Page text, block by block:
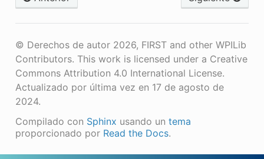
© Derechos de autor 2026, FIRST and other WPILib
Contributors. This work is licensed under a Creative
Commons Attribution 4.0 International License.
Actualizado por última vez en 17 de agosto de
2024.
Compilado con Sphinx usando un tema
proporcionado por Read the Docs.